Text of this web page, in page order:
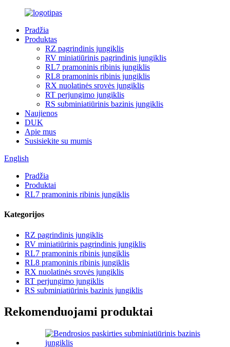
Pradžia
Produktas
RZ pagrindinis jungiklis
RV miniatiūrinis pagrindinis jungiklis
RL7 pramoninis ribinis jungiklis
RL8 pramoninis ribinis jungiklis
RX nuolatinės srovės jungiklis
RT perjungimo jungiklis
RS subminiatiūrinis bazinis jungiklis
Naujienos
DUK
Apie mus
Susisiekite su mumis
English
Pradžia
Produktai
RL7 pramoninis ribinis jungiklis
Kategorijos
RZ pagrindinis jungiklis
RV miniatiūrinis pagrindinis jungiklis
RL7 pramoninis ribinis jungiklis
RL8 pramoninis ribinis jungiklis
RX nuolatinės srovės jungiklis
RT perjungimo jungiklis
RS subminiatiūrinis bazinis jungiklis
Rekomenduojami produktai